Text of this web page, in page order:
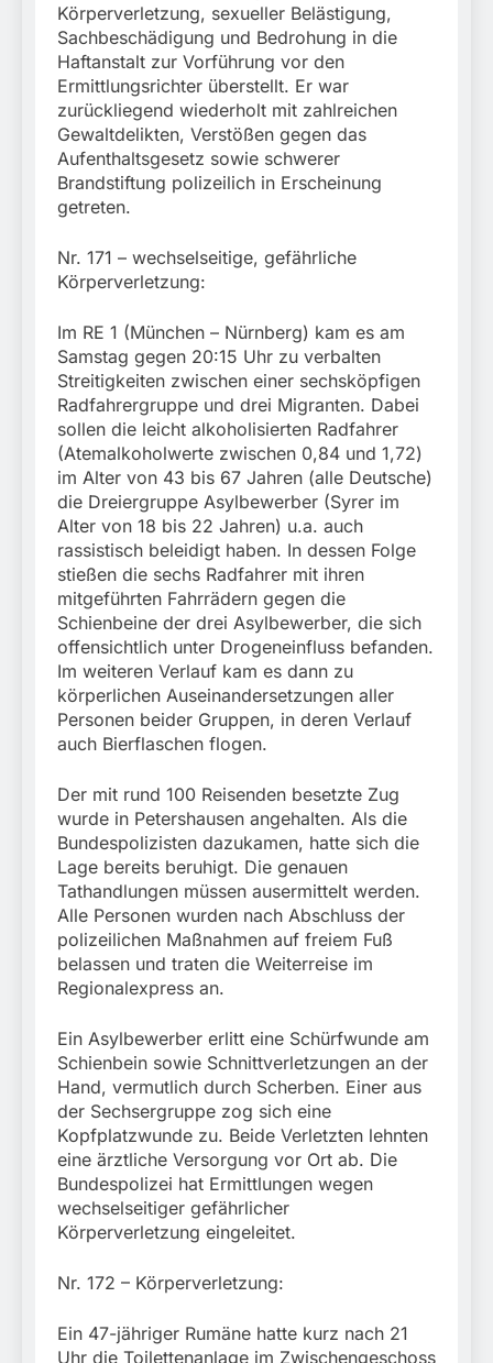
Körperverletzung, sexueller Belästigung,
Sachbeschädigung und Bedrohung in die
Haftanstalt zur Vorführung vor den
Ermittlungsrichter überstellt. Er war
zurückliegend wiederholt mit zahlreichen
Gewaltdelikten, Verstößen gegen das
Aufenthaltsgesetz sowie schwerer
Brandstiftung polizeilich in Erscheinung
getreten.
Nr. 171 – wechselseitige, gefährliche
Körperverletzung:
Im RE 1 (München – Nürnberg) kam es am
Samstag gegen 20:15 Uhr zu verbalten
Streitigkeiten zwischen einer sechsköpfigen
Radfahrergruppe und drei Migranten. Dabei
sollen die leicht alkoholisierten Radfahrer
(Atemalkoholwerte zwischen 0,84 und 1,72)
im Alter von 43 bis 67 Jahren (alle Deutsche)
die Dreiergruppe Asylbewerber (Syrer im
Alter von 18 bis 22 Jahren) u.a. auch
rassistisch beleidigt haben. In dessen Folge
stießen die sechs Radfahrer mit ihren
mitgeführten Fahrrädern gegen die
Schienbeine der drei Asylbewerber, die sich
offensichtlich unter Drogeneinfluss befanden.
Im weiteren Verlauf kam es dann zu
körperlichen Auseinandersetzungen aller
Personen beider Gruppen, in deren Verlauf
auch Bierflaschen flogen.
Der mit rund 100 Reisenden besetzte Zug
wurde in Petershausen angehalten. Als die
Bundespolizisten dazukamen, hatte sich die
Lage bereits beruhigt. Die genauen
Tathandlungen müssen ausermittelt werden.
Alle Personen wurden nach Abschluss der
polizeilichen Maßnahmen auf freiem Fuß
belassen und traten die Weiterreise im
Regionalexpress an.
Ein Asylbewerber erlitt eine Schürfwunde am
Schienbein sowie Schnittverletzungen an der
Hand, vermutlich durch Scherben. Einer aus
der Sechsergruppe zog sich eine
Kopfplatzwunde zu. Beide Verletzten lehnten
eine ärztliche Versorgung vor Ort ab. Die
Bundespolizei hat Ermittlungen wegen
wechselseitiger gefährlicher
Körperverletzung eingeleitet.
Nr. 172 – Körperverletzung:
Ein 47-jähriger Rumäne hatte kurz nach 21
Uhr die Toilettenanlage im Zwischengeschoss